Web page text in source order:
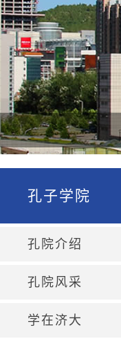
孔子学院
孔院介绍
孔院风采
学在济大